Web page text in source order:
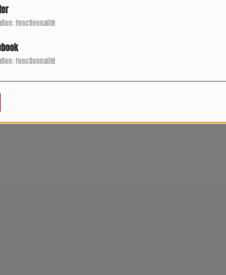
Fonctionnalité
Fonctionnalité
commenter cet article